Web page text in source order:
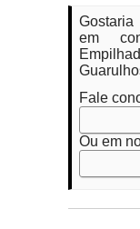
em
Fale
Ou em